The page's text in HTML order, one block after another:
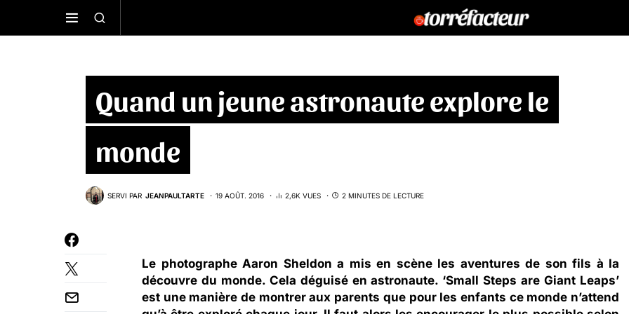
Quand un jeune astronaute explore le
monde
SERVI PAR JEANPAULTARTE 19 AOÛT. 2016 2,6K VUES 2 MINUTES DE LECTURE
Le photographe Aaron Sheldon a mis en scène les aventures de son fils à la
découvre du monde. Cela déguisé en astronaute. ‘Small Steps are Giant Leaps’
est une manière de montrer aux parents que pour les enfants ce monde n’attend